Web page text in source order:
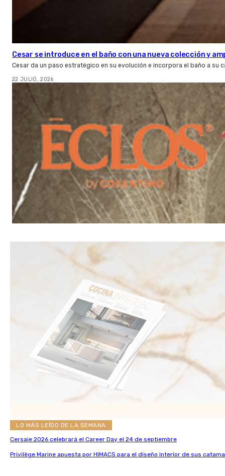
Cesar se introduce en el baño con una nueva colección y
Cesar da un paso estratégico en su evolución e incorpora el baño a su
22 JULIO, 2026
LO MÁS LEÍDO DE LA SEMANA
Cersaie 2026 celebrará el Career Day el 24 de septiembre
Privilège Marine apuesta por HIMACS para el diseño interior de sus